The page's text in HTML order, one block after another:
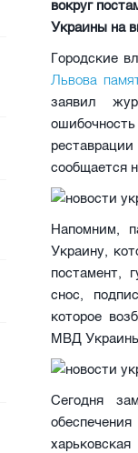
вокруг
Украины на
Городские
Львова
заявил
сообщается
Напомним,
Украину,
постамент,
снос,
которое
МВД
Сегодня